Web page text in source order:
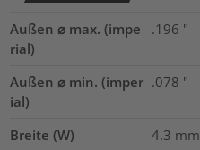
Außen ⌀ max. (impe
rial)
.196 "
Außen ⌀ min. (imper
ial)
.078 "
Breite (W) 4.3 mm